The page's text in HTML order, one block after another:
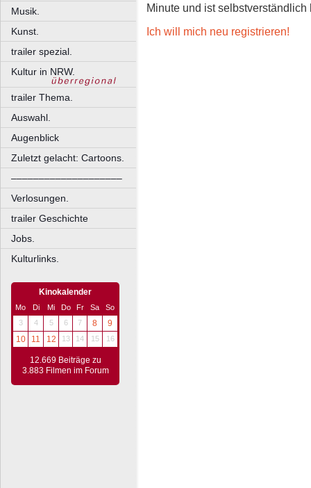
Musik.
Kunst.
trailer spezial.
Kultur in NRW.
trailer Thema.
Auswahl.
Augenblick
Zuletzt gelacht: Cartoons.
––––––––––––––––––––
Verlosungen.
trailer Geschichte
Jobs.
Kulturlinks.
Kinokalender
Mo Di Mi Do Fr Sa
So
3
4 5 6 7 8
9
10
11 12 13 14 15 16
12.669 Beiträge zu
3.883 Filmen im Forum
Minute und ist selbstverständlich
Ich will mich neu registrieren!